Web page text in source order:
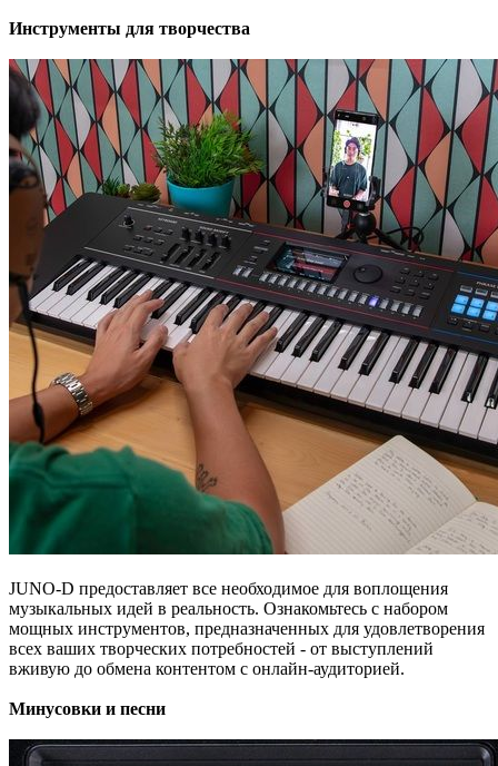
Инструменты для творчества
JUNO-D предоставляет все необходимое для воплощения
музыкальных идей в реальность. Ознакомьтесь с набором
мощных инструментов, предназначенных для удовлетворения
всех ваших творческих потребностей - от выступлений
вживую до обмена контентом с онлайн-аудиторией.
Минусовки и песни